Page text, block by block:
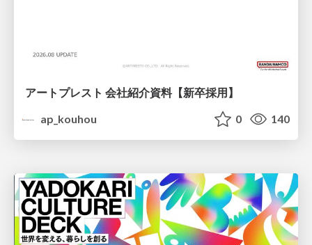
アートプレスト 会社紹介資料【新卒採用】
ap_kouhou
0 140